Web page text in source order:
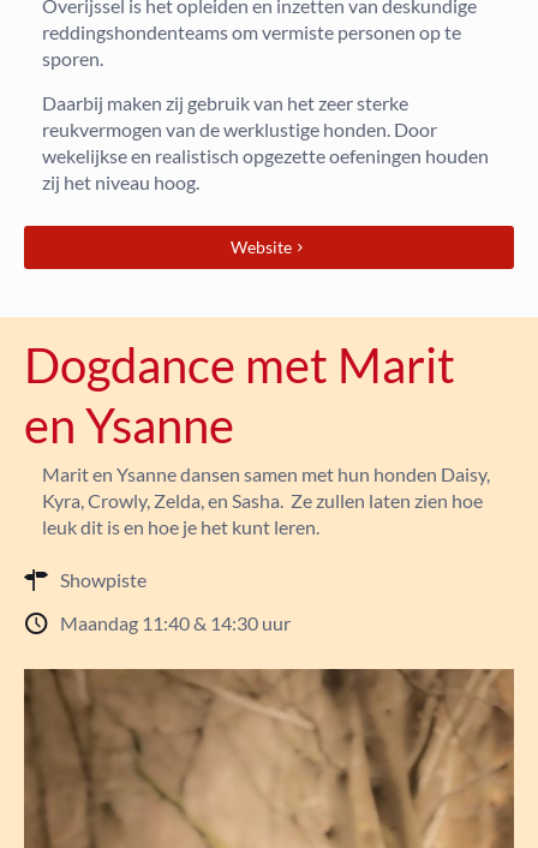
Overijssel is het opleiden en inzetten van deskundige
reddingshondenteams om vermiste personen op te
sporen.
Daarbij maken zij gebruik van het zeer sterke
reukvermogen van de werklustige honden. Door
wekelijkse en realistisch opgezette oefeningen houden
zij het niveau hoog.
Website
Dogdance met Marit
en Ysanne
Marit en Ysanne dansen samen met hun honden Daisy,
Kyra, Crowly, Zelda, en Sasha. Ze zullen laten zien hoe
leuk dit is en hoe je het kunt leren.
Showpiste
Maandag 11:40 & 14:30 uur